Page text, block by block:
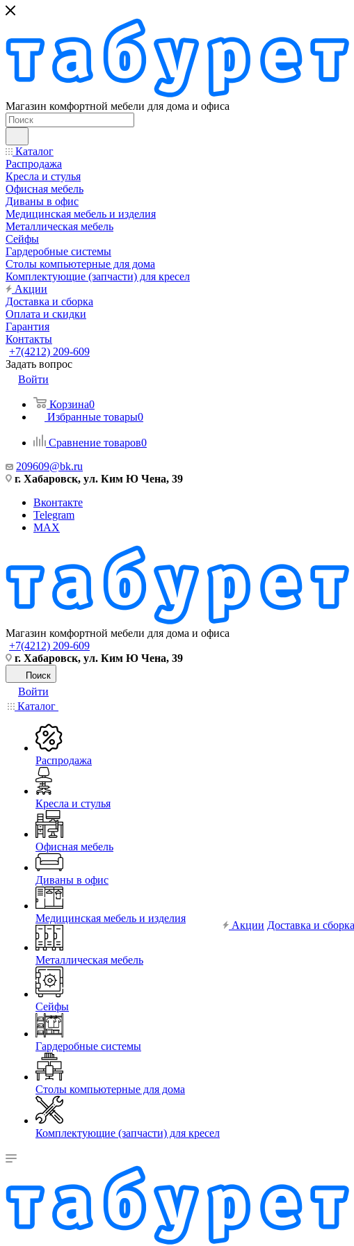
Магазин комфортной мебели для дома и офиса
Каталог
Распродажа
Кресла и стулья
Офисная мебель
Диваны в офис
Медицинская мебель и изделия
Металлическая мебель
Сейфы
Гардеробные системы
Столы компьютерные для дома
Комплектующие (запчасти) для кресел
Акции
Доставка и сборка
Оплата и скидки
Гарантия
Контакты
+7(4212) 209-609
Задать вопрос
Войти
Корзина0
Избранные товары0
Сравнение товаров0
209609@bk.ru
г. Хабаровск, ул. Ким Ю Чена, 39
Вконтакте
Telegram
MAX
Магазин комфортной мебели для дома и офиса
+7(4212) 209-609
г. Хабаровск, ул. Ким Ю Чена, 39
Поиск
Войти
Каталог
Распродажа
Кресла и стулья
Офисная мебель
Диваны в офис
Медицинская мебель и изделия
Металлическая мебель
Сейфы
Гардеробные системы
Столы компьютерные для дома
Комплектующие (запчасти) для кресел
Акции Доставка и сборка